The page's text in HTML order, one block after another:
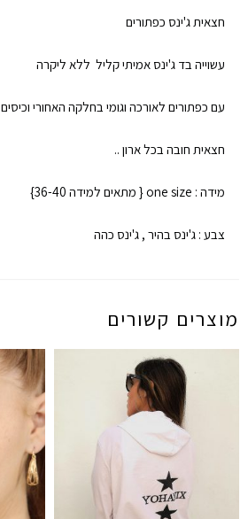
חצאית ג'ינס כפתורים
עשוייה בד ג'ינס אמיתי קליל ללא ליקרה
עם כפתורים לאורכה וגומי בחלקה האחורי וכיסים
חצאית חובה בכל ארון ..
מידה : one size { מתאים למידה 36-40}
צבע : ג'ינס בהיר , ג'ינס כהה
מוצרים קשורים